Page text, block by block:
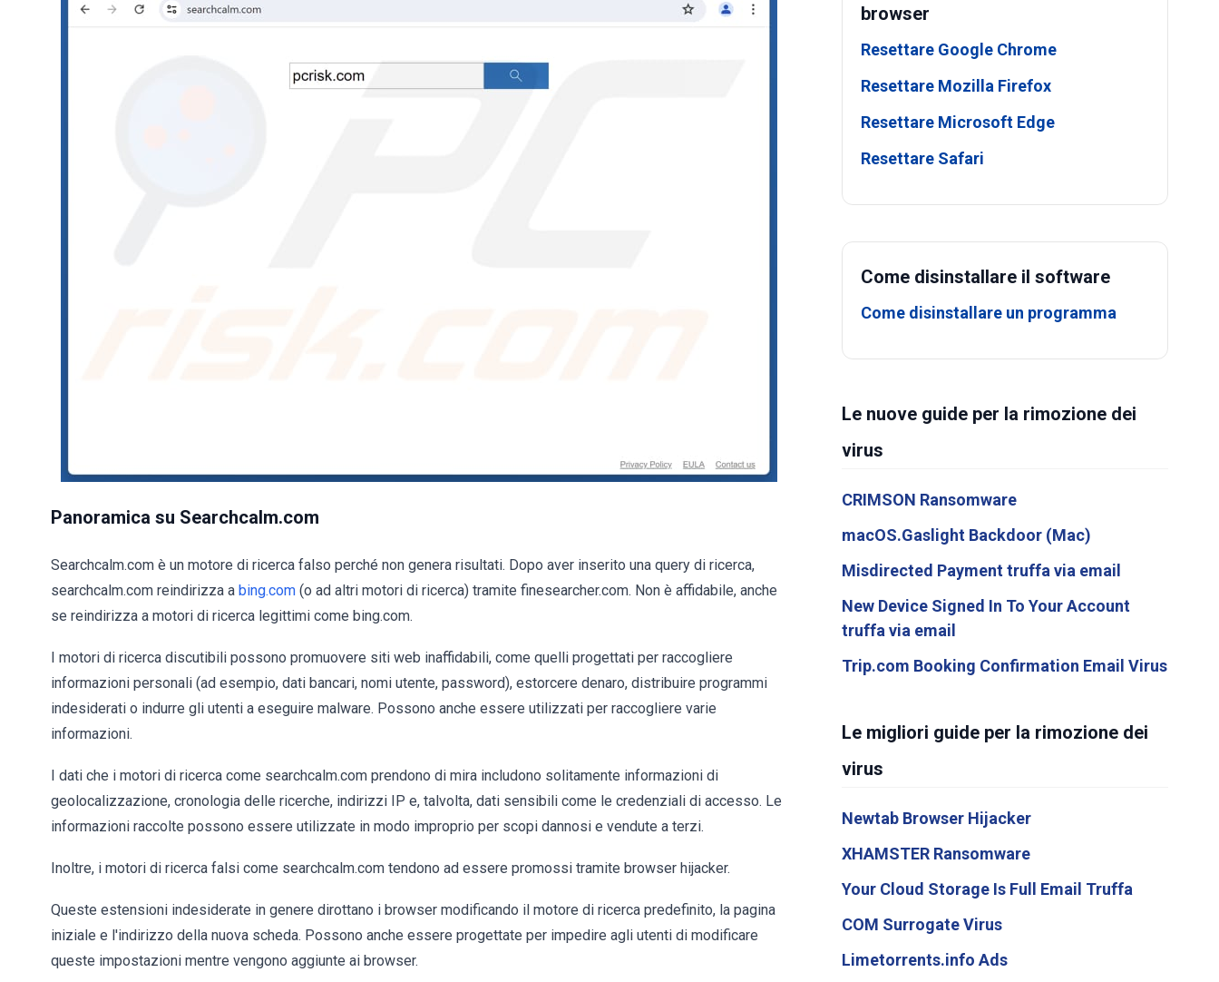
Panoramica su Searchcalm.com
Searchcalm.com è un motore di ricerca falso perché non genera risultati. Dopo aver inserito una query di ricerca,
searchcalm.com reindirizza a bing.com (o ad altri motori di ricerca) tramite finesearcher.com. Non è affidabile, anche
se reindirizza a motori di ricerca legittimi come bing.com.
I motori di ricerca discutibili possono promuovere siti web inaffidabili, come quelli progettati per raccogliere
informazioni personali (ad esempio, dati bancari, nomi utente, password), estorcere denaro, distribuire programmi
indesiderati o indurre gli utenti a eseguire malware. Possono anche essere utilizzati per raccogliere varie
informazioni.
I dati che i motori di ricerca come searchcalm.com prendono di mira includono solitamente informazioni di
geolocalizzazione, cronologia delle ricerche, indirizzi IP e, talvolta, dati sensibili come le credenziali di accesso. Le
informazioni raccolte possono essere utilizzate in modo improprio per scopi dannosi e vendute a terzi.
Inoltre, i motori di ricerca falsi come searchcalm.com tendono ad essere promossi tramite browser hijacker.
Queste estensioni indesiderate in genere dirottano i browser modificando il motore di ricerca predefinito, la pagina
iniziale e l'indirizzo della nuova scheda. Possono anche essere progettate per impedire agli utenti di modificare
queste impostazioni mentre vengono aggiunte ai browser.
browser
Resettare Google Chrome
Resettare Mozilla Firefox
Resettare Microsoft Edge
Resettare Safari
Come disinstallare il software
Come disinstallare un programma
Le nuove guide per la rimozione dei
virus
CRIMSON Ransomware
macOS.Gaslight Backdoor (Mac)
Misdirected Payment truffa via email
New Device Signed In To Your Account
truffa via email
Trip.com Booking Confirmation Email Virus
Le migliori guide per la rimozione dei
virus
Newtab Browser Hijacker
XHAMSTER Ransomware
Your Cloud Storage Is Full Email Truffa
COM Surrogate Virus
Limetorrents.info Ads